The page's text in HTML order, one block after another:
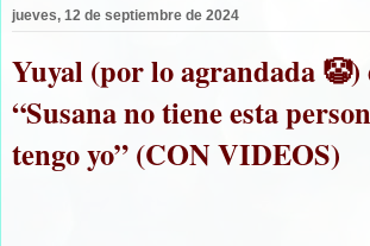
jueves, 12 de septiembre de 2024
Yuyal (por lo agrandada 🤡)
“Susana no tiene esta
tengo yo” (CON VIDEOS)